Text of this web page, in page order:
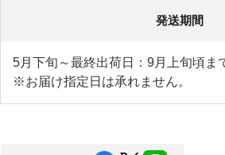
発送期間
5月下旬～最終出荷日：9月上旬頃ま
※お届け指定日は承れません。